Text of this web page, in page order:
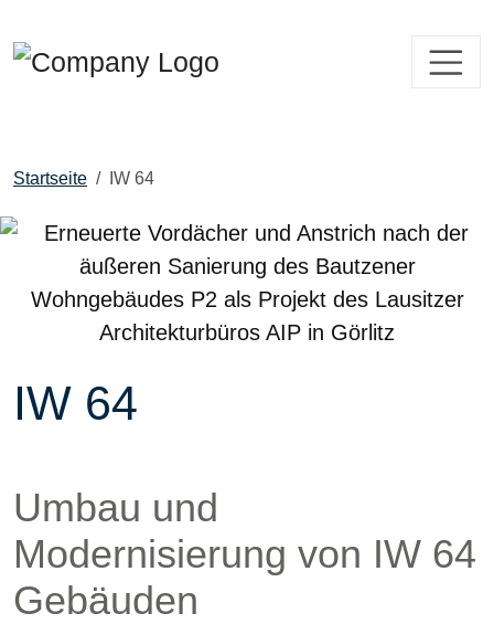
Startseite IW 64
IW 64
Umbau und
Modernisierung von IW 64
Gebäuden